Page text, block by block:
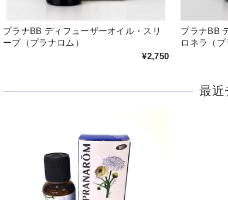
プラナBB ディフューザーオイル・スリ
ープ（プラナロム）
¥2,750
プラナBB
ロネラ（プ
最近